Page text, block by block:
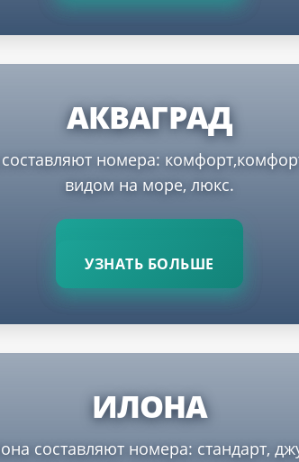
АКВАГРАД
номера:
видом на море, люкс.
УЗНАТЬ БОЛЬШЕ
ИЛОНА
составляют номера: стандарт,